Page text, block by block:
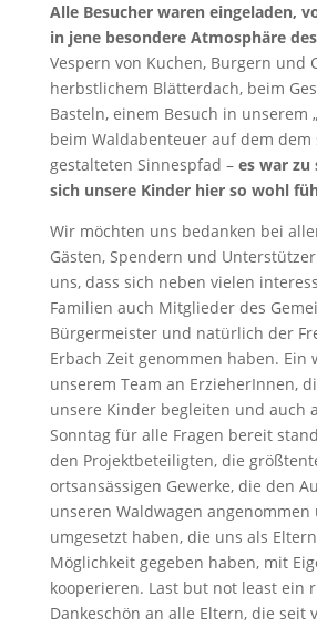
Alle Besucher waren eingeladen,
in jene besondere Atmosphäre
Vespern von Kuchen, Burgern und
herbstlichem Blätterdach, beim
Basteln, einem Besuch in unserem
beim Waldabenteuer auf dem dem
gestalteten Sinnespfad – es war zu
sich unsere Kinder hier so wohl
Wir möchten uns bedanken bei
Gästen, Spendern und
uns, dass sich neben vielen
Familien auch Mitglieder des
Bürgermeister und natürlich der
Erbach Zeit genommen haben. Ein
unserem Team an ErzieherInnen,
unsere Kinder begleiten und auch
Sonntag für alle Fragen bereit
den Projektbeteiligten, die
ortsansässigen Gewerke, die den
unseren Waldwagen
umgesetzt haben, die uns als
Möglichkeit gegeben haben, mit
kooperieren. Last but not least ein
Dankeschön an alle Eltern, die seit